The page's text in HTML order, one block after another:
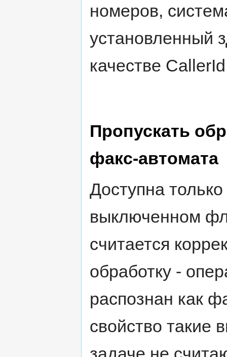
номеров,
установленный
качестве
Пропускать
факс-автомата
Доступна
выключенном
считается
обработку -
распознан как
свойство такие